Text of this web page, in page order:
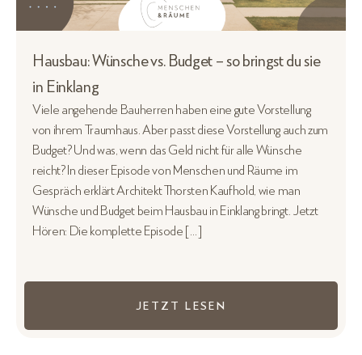
Hausbau: Wünsche vs. Budget – so bringst du sie
in Einklang
Viele angehende Bauherren haben eine gute Vorstellung
von ihrem Traumhaus. Aber passt diese Vorstellung auch zum
Budget? Und was, wenn das Geld nicht für alle Wünsche
reicht? In dieser Episode von Menschen und Räume im
Gespräch erklärt Architekt Thorsten Kaufhold, wie man
Wünsche und Budget beim Hausbau in Einklang bringt. Jetzt
Hören: Die komplette Episode […]
JETZT LESEN